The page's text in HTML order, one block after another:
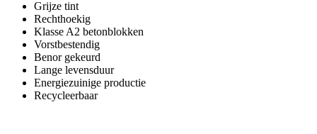
Grijze tint
Rechthoekig
Klasse A2 betonblokken
Vorstbestendig
Benor gekeurd
Lange levensduur
Energiezuinige productie
Recycleerbaar